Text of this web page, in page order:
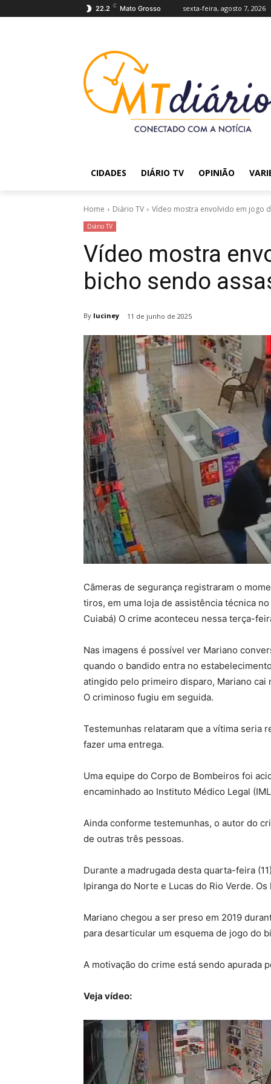
22.2 C Mato Grosso sexta-feira, agosto 7, 2026
CIDADES DIÁRIO TV OPINIÃO
Home Diário TV Vídeo mostra envolvido em jogo
Diário TV
Vídeo mostra
bicho sendo
By luciney 11 de junho de 2025
Câmeras de segurança registraram o
tiros, em uma loja de assistência técnica
Cuiabá) O crime aconteceu nessa terça-
Nas imagens é possível ver Mariano
quando o bandido entra no
atingido pelo primeiro disparo, Mariano cai
O criminoso fugiu em seguida.
Testemunhas relataram que a vítima seria
fazer uma entrega.
Uma equipe do Corpo de Bombeiros foi
encaminhado ao Instituto Médico Legal
Ainda conforme testemunhas, o autor do
de outras três pessoas.
Durante a madrugada desta quarta-feira
Ipiranga do Norte e Lucas do Rio Verde.
Mariano chegou a ser preso em 2019
para desarticular um esquema de jogo do
A motivação do crime está sendo apurada
Veja vídeo: